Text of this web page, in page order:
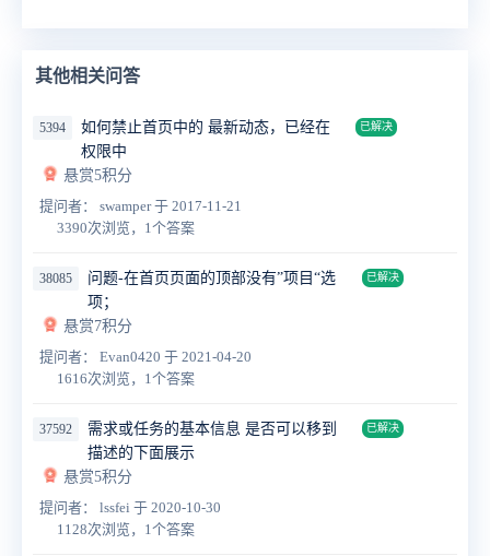
其他相关问答
5394
如何禁止首页中的 最新动态，已经在
权限中
已解决
悬赏5积分
提问者： swamper于 2017-11-21
3390次浏览，1个答案
38085
问题-在首页页面的顶部没有”项目“选
项；
已解决
悬赏7积分
提问者： Evan0420 于 2021-04-20
1616次浏览，1个答案
37592
需求或任务的基本信息 是否可以移到
描述的下面展示
已解决
悬赏5积分
提问者： lssfei 于 2020-10-30
1128次浏览，1个答案